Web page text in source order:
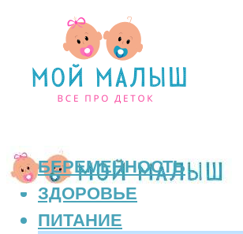
БЕРЕМЕННОСТЬ
ЗДОРОВЬЕ
ПИТАНИЕ